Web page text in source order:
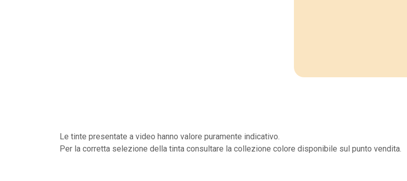
Le tinte presentate a video hanno valore puramente indicativo.
Per la corretta selezione della tinta consultare la collezione colore disponibile sul punto vendita.